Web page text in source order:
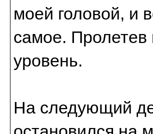
моей головой, и
самое. Пролетев
уровень.
На следующий